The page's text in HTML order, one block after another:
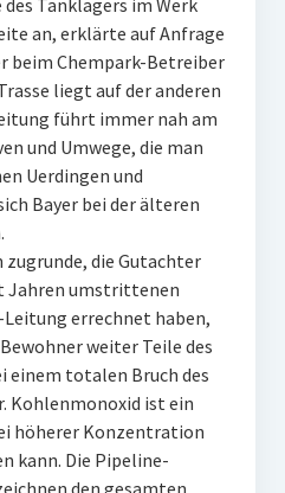
Tanklagers im Werk
an, erklärte auf Anfrage
beim Chempark-Betreiber
liegt auf der anderen
führt immer nah am
und Umwege, die man
Uerdingen und
Bayer bei der älteren
zugrunde, die Gutachter
Jahren umstrittenen
errechnet haben,
weiter Teile des
einem totalen Bruch des
Kohlenmonoxid ist ein
höherer Konzentration
kann. Die Pipeline-
den gesamten